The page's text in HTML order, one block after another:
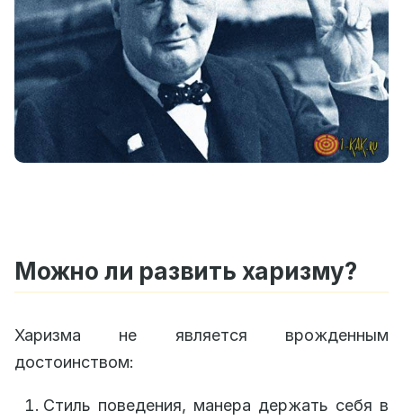
Можно ли развить харизму?
Харизма не является врожденным
достоинством:
Стиль поведения, манера держать себя в